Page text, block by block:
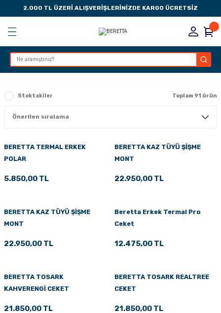
2.000 TL ÜZERİ ALIŞVERİŞLERİNİZDE KARGO ÜCRETSİZ
Geri Dön
Geri Dön
Geri Dön
Geri Dön
PEDLERİ
Stoktakiler Toplam 91 ürün
BERETTA TERMAL ERKEK
POLAR
5.850,00 TL
BERETTA KAZ TÜYÜ ŞİŞME
MONT
22.950,00 TL
BERETTA KAZ TÜYÜ ŞİŞME
MONT
22.950,00 TL
Beretta Erkek Termal Pro
Ceket
12.475,00 TL
BERETTA TOSARK
KAHVERENGİ CEKET
21.850,00 TL
BERETTA TOSARK REALTREE
CEKET
21.850,00 TL